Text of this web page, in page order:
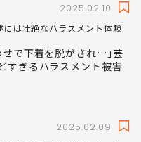
2025.02.10
には壮絶なハラスメント体験
せで下着を脱がされ…｣芸
すぎるハラスメント被害
2025.02.09